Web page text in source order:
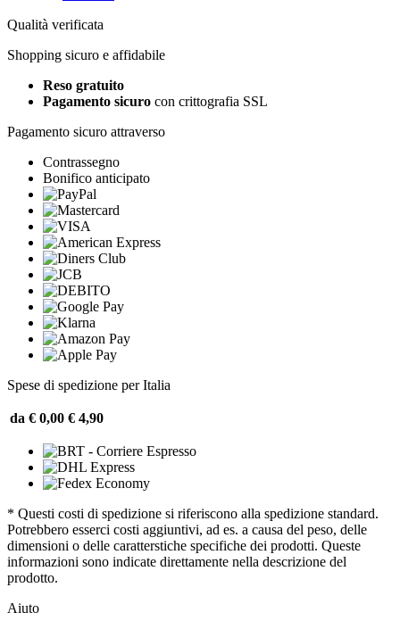
Qualità verificata
Shopping sicuro e affidabile
Reso gratuito
Pagamento sicuro con crittografia SSL
Pagamento sicuro attraverso
Contrassegno
Bonifico anticipato
Spese di spedizione per Italia
da € 0,00 € 4,90
* Questi costi di spedizione si riferiscono alla spedizione standard.
Potrebbero esserci costi aggiuntivi, ad es. a causa del peso, delle
dimensioni o delle caratterstiche specifiche dei prodotti. Queste
informazioni sono indicate direttamente nella descrizione del
prodotto.
Aiuto